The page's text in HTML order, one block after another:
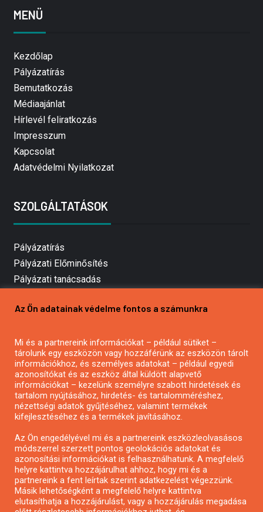
MENÜ
Kezdőlap
Pályázatírás
Bemutatkozás
Médiaajánlat
Hírlevél feliratkozás
Impresszum
Kapcsolat
Adatvédelmi Nyilatkozat
SZOLGÁLTATÁSOK
Pályázatírás
Pályázati Előminősítés
Pályázati tanácsadás
Mezőgazdasági pályázatírás
Pályázatírás civil szervezeteknek
Pályázatírás önkormányzatoknak
Pályázatfigyelés
Specifikus pályázatfigyelés vagy hírlevél
Pályázatok magánszemélyeknek
Pályázatok civil szervezeteknek
Pályázatok vállalkozásoknak
Az Ön adatainak védelme fontos a számunkra
Mi és a partnereink információkat – például sütiket –
tárolunk egy eszközön vagy hozzáférünk az eszközön tárolt
információkhoz, és személyes adatokat – például egyedi
azonosítókat és az eszköz által küldött alapvető
információkat – kezelünk személyre szabott hirdetések és
tartalom nyújtásához, hirdetés- és tartalomméréshez,
nézettségi adatok gyűjtéséhez, valamint termékek
kifejlesztéséhez és a termékek javításához.
Az Ön engedélyével mi és a partnereink eszközleolvasásos
módszerrel szerzett pontos geolokációs adatokat és
azonosítási információkat is felhasználhatunk. A megfelelő
helyre kattintva hozzájárulhat ahhoz, hogy mi és a
partnereink a fent leírtak szerint adatkezelést végezzünk.
Másik lehetőségként a megfelelő helyre kattintva
elutasíthatja a hozzájárulást, vagy a hozzájárulás megadása